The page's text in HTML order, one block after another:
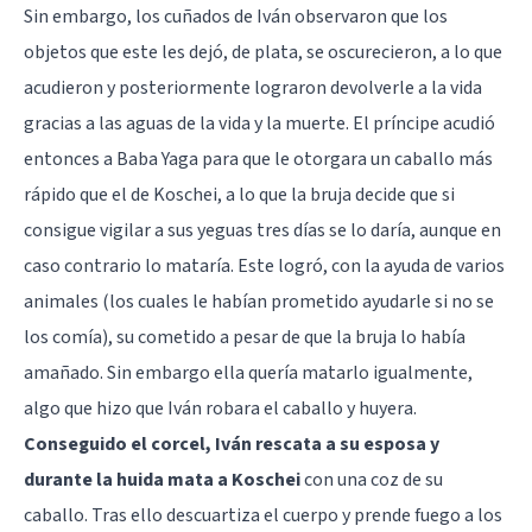
Sin embargo, los cuñados de Iván observaron que los
objetos que este les dejó, de plata, se oscurecieron, a lo que
acudieron y posteriormente lograron devolverle a la vida
gracias a las aguas de la vida y la muerte. El príncipe acudió
entonces a Baba Yaga para que le otorgara un caballo más
rápido que el de Koschei, a lo que la bruja decide que si
consigue vigilar a sus yeguas tres días se lo daría, aunque en
caso contrario lo mataría. Este logró, con la ayuda de varios
animales (los cuales le habían prometido ayudarle si no se
los comía), su cometido a pesar de que la bruja lo había
amañado. Sin embargo ella quería matarlo igualmente,
algo que hizo que Iván robara el caballo y huyera.
Conseguido el corcel, Iván rescata a su esposa y
durante la huida mata a Koscheicon una coz de su
caballo. Tras ello descuartiza el cuerpo y prende fuego a los